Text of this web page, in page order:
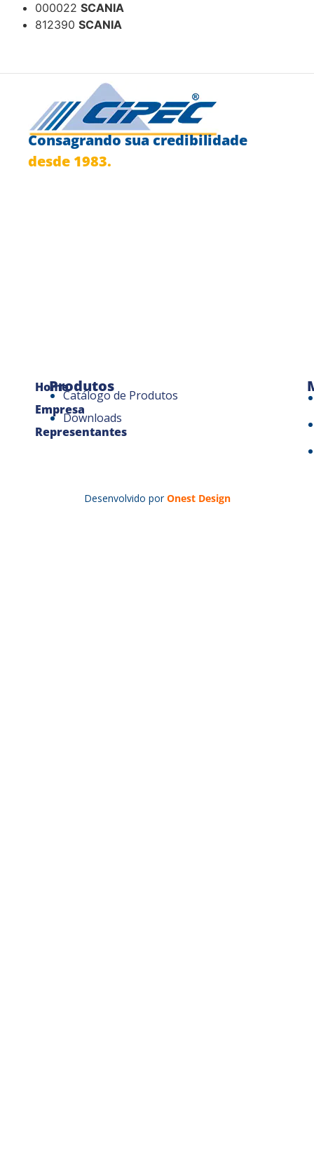
000022 SCANIA
812390 SCANIA
Consagrando sua credibilidade
desde 1983.
Home
Empresa
Representantes
Produtos
Catálogo de Produtos
Downloads
Desenvolvido por Onest Design